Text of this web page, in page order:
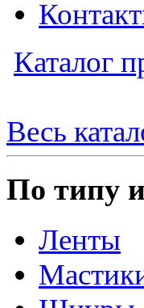
Каталог
Весь
По типу
Ленты